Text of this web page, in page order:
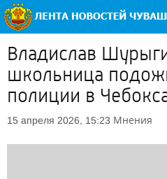
Владислав
школьница
полиции в
15 апреля 2026, 15:23 Мнения